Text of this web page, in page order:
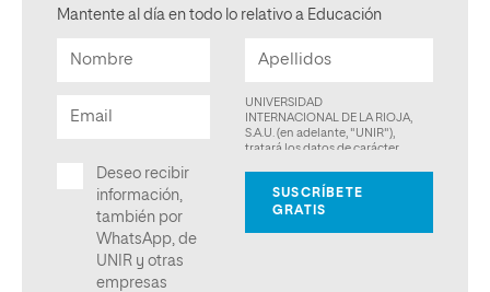
Mantente al día en todo lo relativo a Educación